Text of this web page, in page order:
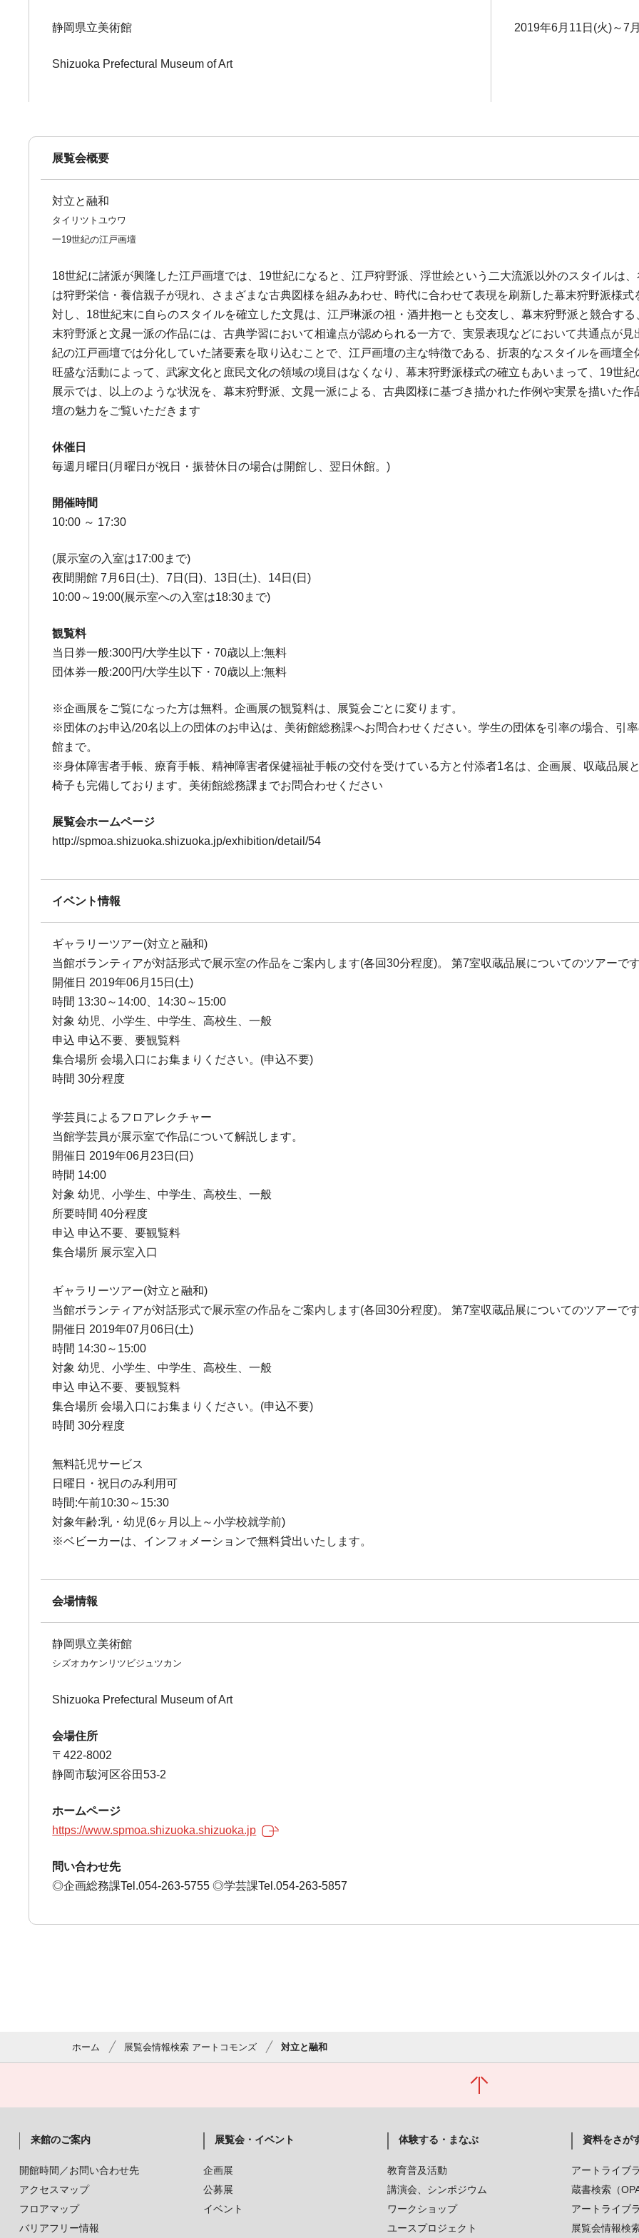
静岡県立美術館
Shizuoka Prefectural Museum of Art
2019年6月11日(火)～7
展覧会概要
対立と融和
タイリツトユウワ
一19世紀の江戸画壇
18世紀に諸派が興隆した江戸画壇では、19世紀になると、江戸狩野派、浮世絵という二大流派以外のスタイルは
は狩野栄信・養信親子が現れ、さまざまな古典図様を組みあわせ、時代に合わせて表現を刷新した幕末狩野派様
対し、18世紀末に自らのスタイルを確立した文晁は、江戸琳派の祖・酒井抱一とも交友し、幕末狩野派と競合す
末狩野派と文晁一派の作品には、古典学習において相違点が認められる一方で、実景表現などにおいて共通点が
紀の江戸画壇では分化していた諸要素を取り込むことで、江戸画壇の主な特徴である、折衷的なスタイルを画壇
旺盛な活動によって、武家文化と庶民文化の領域の境目はなくなり、幕末狩野派様式の確立もあいまって、19世
展示では、以上のような状況を、幕末狩野派、文晁一派による、古典図様に基づき描かれた作例や実景を描いた
壇の魅力をご覧いただきます
休催日
毎週月曜日(月曜日が祝日・振替休日の場合は開館し、翌日休館。)
開催時間
10:00 ～ 17:30
(展示室の入室は17:00まで)
夜間開館 7月6日(土)、7日(日)、13日(土)、14日(日)
10:00～19:00(展示室への入室は18:30まで)
観覧料
当日券一般:300円/大学生以下・70歳以上:無料
団体券一般:200円/大学生以下・70歳以上:無料
※企画展をご覧になった方は無料。企画展の観覧料は、展覧会ごとに変ります。
※団体のお申込/20名以上の団体のお申込は、美術館総務課へお問合わせください。学生の団体を引率の場合、引
館まで。
※身体障害者手帳、療育手帳、精神障害者保健福祉手帳の交付を受けている方と付添者1名は、企画展、収蔵品展
椅子も完備しております。美術館総務課までお問合わせください
展覧会ホームページ
http://spmoa.shizuoka.shizuoka.jp/exhibition/detail/54
イベント情報
ギャラリーツアー(対立と融和)
当館ボランティアが対話形式で展示室の作品をご案内します(各回30分程度)。 第7室収蔵品展についてのツアーで
開催日 2019年06月15日(土)
時間 13:30～14:00、14:30～15:00
対象 幼児、小学生、中学生、高校生、一般
申込 申込不要、要観覧料
集合場所 会場入口にお集まりください。(申込不要)
時間 30分程度
学芸員によるフロアレクチャー
当館学芸員が展示室で作品について解説します。
開催日 2019年06月23日(日)
時間 14:00
対象 幼児、小学生、中学生、高校生、一般
所要時間 40分程度
申込 申込不要、要観覧料
集合場所 展示室入口
ギャラリーツアー(対立と融和)
当館ボランティアが対話形式で展示室の作品をご案内します(各回30分程度)。 第7室収蔵品展についてのツアーで
開催日 2019年07月06日(土)
時間 14:30～15:00
対象 幼児、小学生、中学生、高校生、一般
申込 申込不要、要観覧料
集合場所 会場入口にお集まりください。(申込不要)
時間 30分程度
無料託児サービス
日曜日・祝日のみ利用可
時間:午前10:30～15:30
対象年齢:乳・幼児(6ヶ月以上～小学校就学前)
※ベビーカーは、インフォメーションで無料貸出いたします。
会場情報
静岡県立美術館
シズオカケンリツビジュツカン
Shizuoka Prefectural Museum of Art
会場住所
〒422-8002
静岡市駿河区谷田53-2
ホームページ
https://www.spmoa.shizuoka.shizuoka.jp
問い合わせ先
◎企画総務課Tel.054-263-5755 ◎学芸課Tel.054-263-5857
ホーム 展覧会情報検索 アートコモンズ 対立と融和
来館のご案内
開館時間／お問い合わせ先
アクセスマップ
フロアマップ
バリアフリー情報
展覧会・イベント
企画展
公募展
イベント
体験する・まなぶ
教育普及活動
講演会、シンポジウム
ワークショップ
ユースプロジェクト
資料をさが
アートライブ
蔵書検索（
アートライブ
展覧会情報検